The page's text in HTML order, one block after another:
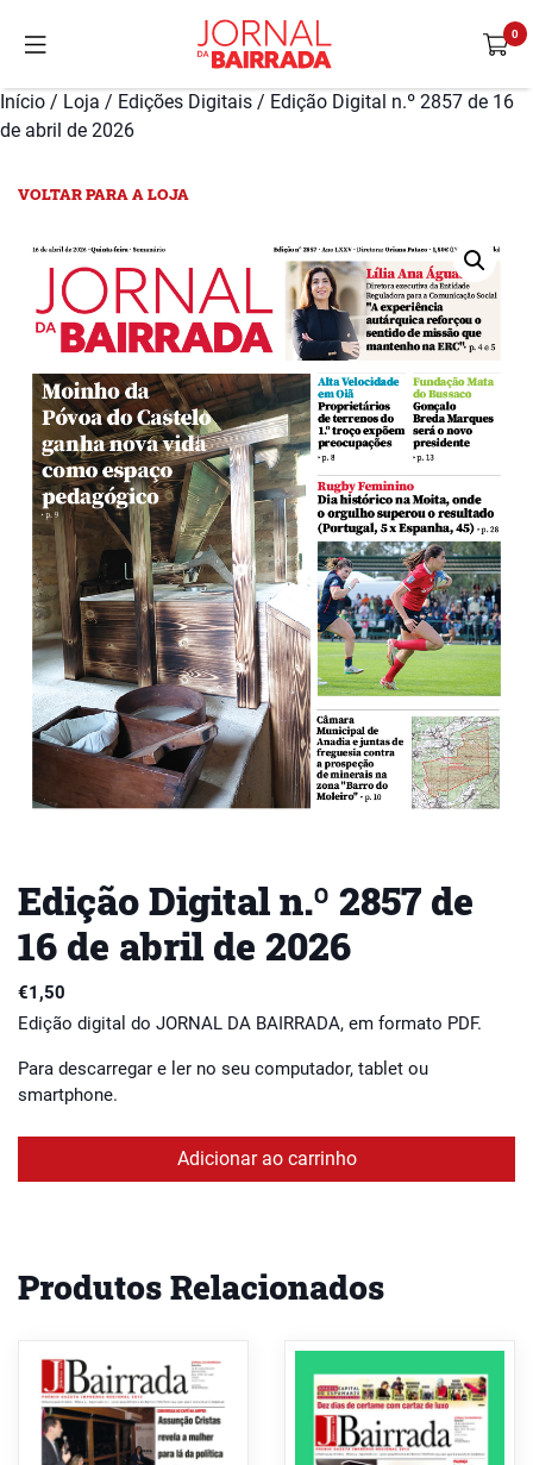
Início / Loja / Edições Digitais / Edição Digital n.º 2857 de 16
de abril de 2026
VOLTAR PARA A LOJA
Edição Digital n.º 2857 de
16 de abril de 2026
€1,50
Edição digital do JORNAL DA BAIRRADA, em formato PDF.
Para descarregar e ler no seu computador, tablet ou
smartphone.
Adicionar ao carrinho
Produtos Relacionados